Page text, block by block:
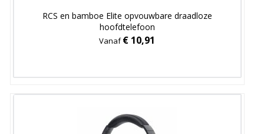
RCS en bamboe Elite opvouwbare draadloze
hoofdtelefoon
Vanaf€ 10,91